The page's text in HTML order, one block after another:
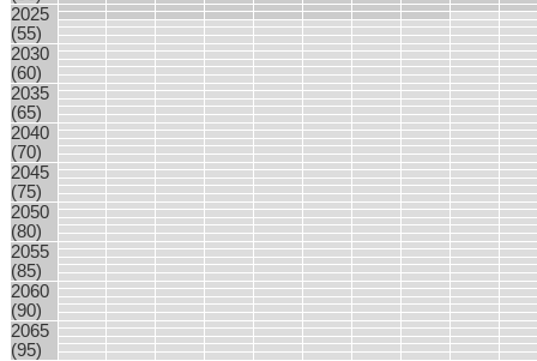
2025
(55)
2030
(60)
2035
(65)
2040
(70)
2045
(75)
2050
(80)
2055
(85)
2060
(90)
2065
(95)